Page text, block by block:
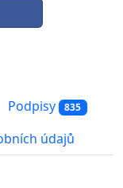
Podpisy 835
údajů